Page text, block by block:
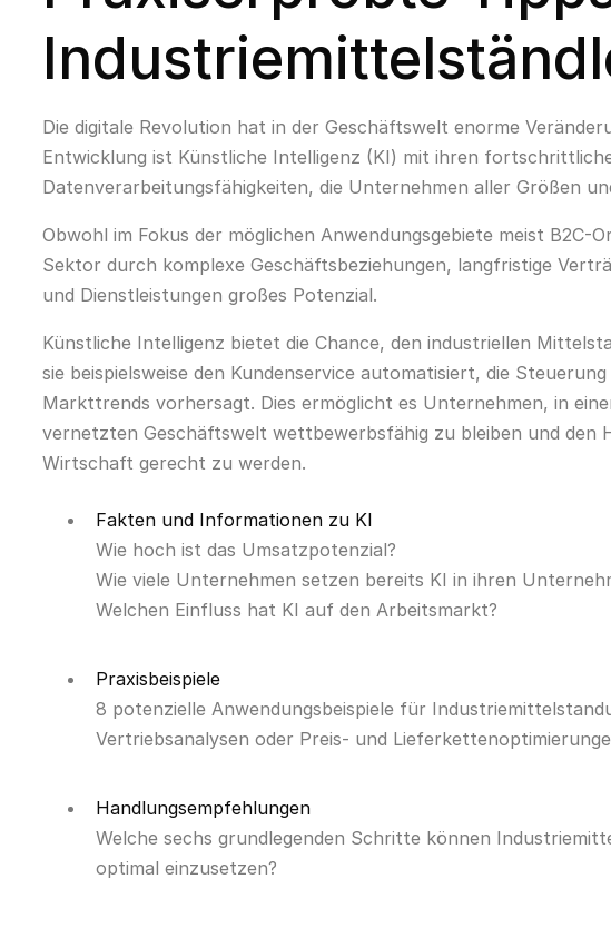
Die digitale Revolution hat in der Geschäftswelt enorme
Entwicklung ist Künstliche Intelligenz (KI) mit ihren
Datenverarbeitungsfähigkeiten, die Unternehmen aller Größen
Obwohl im Fokus der möglichen Anwendungsgebiete meist B2C-
Sektor durch komplexe Geschäftsbeziehungen, langfristige
und Dienstleistungen großes Potenzial.
Künstliche Intelligenz bietet die Chance, den industriellen
sie beispielsweise den Kundenservice automatisiert, die
Markttrends vorhersagt. Dies ermöglicht es Unternehmen, in
vernetzten Geschäftswelt wettbewerbsfähig zu bleiben und den
Wirtschaft gerecht zu werden.
Fakten und Informationen zu KI
Wie hoch ist das Umsatzpotenzial?
Wie viele Unternehmen setzen bereits KI in ihren
Welchen Einfluss hat KI auf den Arbeitsmarkt?
Praxisbeispiele
8 potenzielle Anwendungsbeispiele für
Vertriebsanalysen oder Preis- und
Handlungsempfehlungen
Welche sechs grundlegenden Schritte können
optimal einzusetzen?